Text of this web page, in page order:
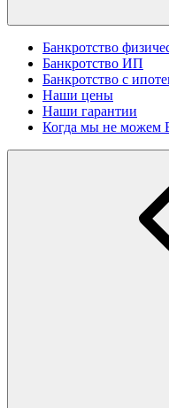
Банкротство
Банкротство ИП
Банкротство с
Наши цены
Наши гарантии
Когда мы не можем